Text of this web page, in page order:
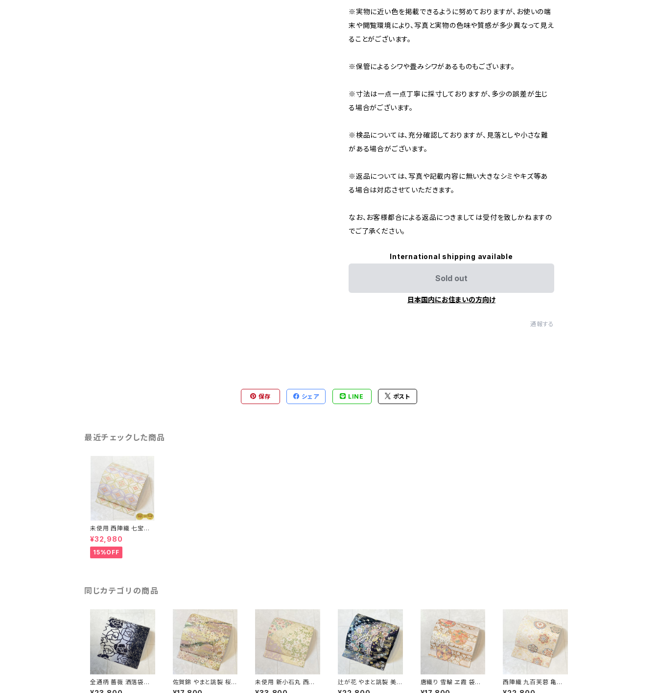
※実物に近い色を掲載できるように努めておりますが、お使いの端
末や閲覧環境により、写真と実物の色味や質感が多少異なって見え
ることがございます。
※保管によるシワや畳みシワがあるものもございます。
※寸法は一点一点丁寧に採寸しておりますが、多少の誤差が生じ
る場合がございます。
※検品については、充分確認しておりますが、見落としや小さな難
がある場合がございます。
※返品については、写真や記載内容に無い大きなシミやキズ等あ
る場合は対応させていただきます。
なお、お客様都合による返品につきましては受付を致しかねますの
でご了承ください。
International shipping available
Sold out
日本国内にお住まいの方向け
通報する
保存 シェア LINE ポスト
最近チェックした商品
未使用 西陣織 七宝繋
ぎ 大光織物 袋帯 正絹
白 クリーム 黄緑 紫 66
4
¥32,980
15%OFF
同じカテゴリの商品
全通柄 薔薇 洒落袋帯
銀糸 長尺 正絹 白 黒
佐賀錦 やまと誂製 桜づ
くし 袋帯 正絹 金銀糸
未使用 新小石丸 西陣
織 御印華唐織 花柄 袋
辻が花 やまと誂製 美品
正絹 金糸 袋帯 黒 紺
唐織り 雪輪 ヱ霞 袋帯
正絹 金糸 白 ピンク 水
西陣織 九百芙蓉 亀甲
彩華文 唐織り 袋帯 正